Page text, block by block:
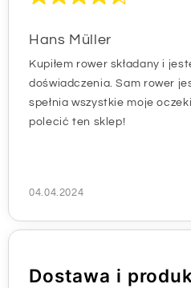
Hans Müller
Kupiłem rower składany i
doświadczenia. Sam rower
spełnia wszystkie moje
polecić ten sklep!
04.04.2024
Dostawa i